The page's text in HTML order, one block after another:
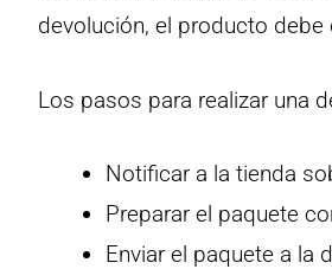
devolución, el producto
Los pasos para realizar una
Notificar a la tienda
Preparar el paquete
Enviar el paquete a la